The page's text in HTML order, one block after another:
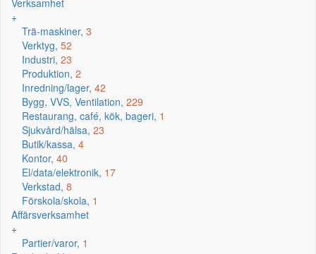
Verksamhet
+
Trä-maskiner, 3
Verktyg, 52
Industri, 23
Produktion, 2
Inredning/lager, 42
Bygg, VVS, Ventilation, 229
Restaurang, café, kök, bageri, 1
Sjukvård/hälsa, 23
Butik/kassa, 4
Kontor, 40
El/data/elektronik, 17
Verkstad, 8
Förskola/skola, 1
Affärsverksamhet
+
Partier/varor, 1